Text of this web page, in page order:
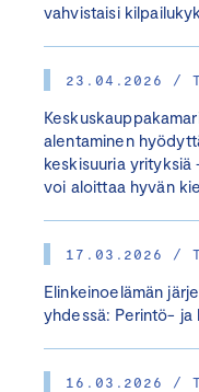
vahvistaisi
23.04.2026 /
alentaminen
keskisuuria yrityksiä
voi aloittaa hyvän
17.03.2026 /
Elinkeinoelämän
yhdessä: Perintö-
16.03.2026 /